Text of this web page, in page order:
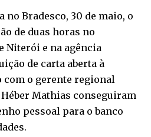
no Bradesco, 30 de maio, o
de duas horas no
Niterói e na agência
de carta aberta à
com o gerente regional
Mathias conseguiram
pessoal para o banco